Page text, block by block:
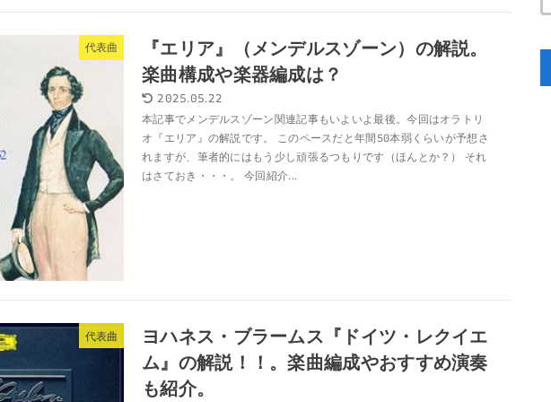
代表曲
『エリア』（メンデルスゾーン）の解説。
楽曲構成や楽器編成は？
2025.05.22
本記事でメンデルスゾーン関連記事もいよいよ最後。今回はオラトリ
オ『エリア』の解説です。 このペースだと年間50本弱くらいが予想さ
れますが、筆者的にはもう少し頑張るつもりです（ほんとか？） それ
はさておき・・・。 今回紹介...
代表曲
ヨハネス・ブラームス『ドイツ・レクイエ
ム』の解説！！。楽曲編成やおすすめ演奏
も紹介。